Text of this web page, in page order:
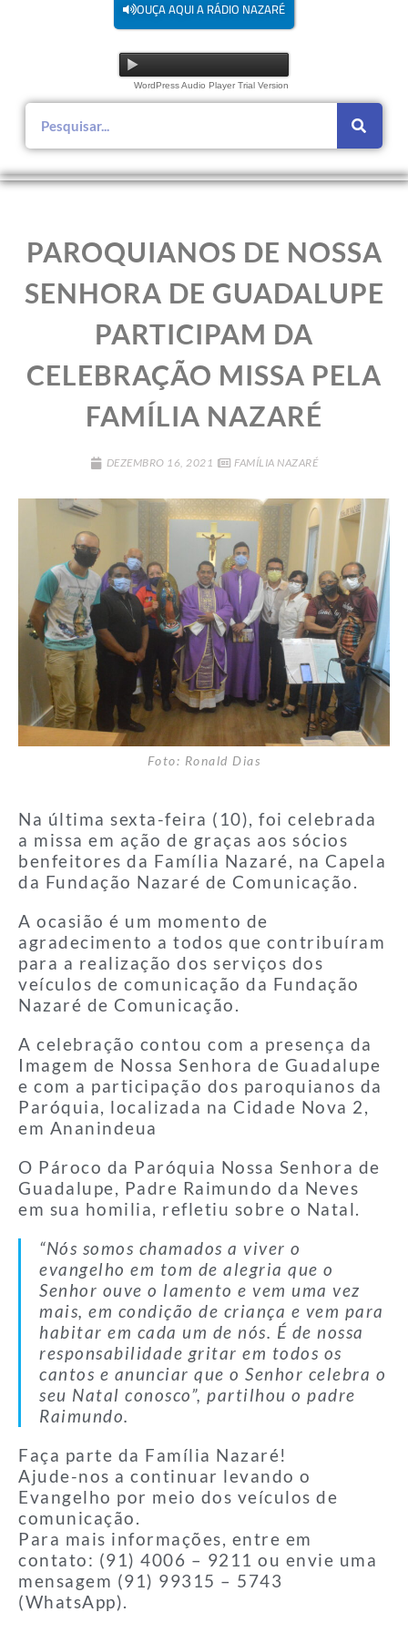
OUÇA AQUI A RÁDIO NAZARÉ
WordPress Audio Player Trial Version
PAROQUIANOS DE NOSSA
SENHORA DE GUADALUPE
PARTICIPAM DA
CELEBRAÇÃO MISSA PELA
FAMÍLIA NAZARÉ
DEZEMBRO 16, 2021 FAMÍLIA NAZARÉ
Foto: Ronald Dias
Na última sexta-feira (10), foi celebrada
a missa em ação de graças aos sócios
benfeitores da Família Nazaré, na Capela
da Fundação Nazaré de Comunicação.
A ocasião é um momento de
agradecimento a todos que contribuíram
para a realização dos serviços dos
veículos de comunicação da Fundação
Nazaré de Comunicação.
A celebração contou com a presença da
Imagem de Nossa Senhora de Guadalupe
e com a participação dos paroquianos da
Paróquia, localizada na Cidade Nova 2,
em Ananindeua
O Pároco da Paróquia Nossa Senhora de
Guadalupe, Padre Raimundo da Neves
em sua homilia, refletiu sobre o Natal.
“Nós somos chamados a viver o
evangelho em tom de alegria que o
Senhor ouve o lamento e vem uma vez
mais, em condição de criança e vem para
habitar em cada um de nós. É de nossa
responsabilidade gritar em todos os
cantos e anunciar que o Senhor celebra o
seu Natal conosco”, partilhou o padre
Raimundo.
Faça parte da Família Nazaré!
Ajude-nos a continuar levando o
Evangelho por meio dos veículos de
comunicação.
Para mais informações, entre em
contato: (91) 4006 – 9211 ou envie uma
mensagem (91) 99315 – 5743
(WhatsApp).